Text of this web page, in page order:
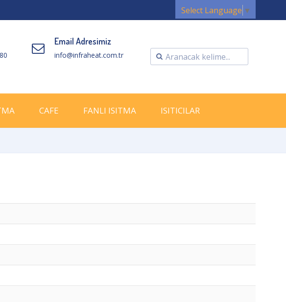
Select Language ▼
Email Adresimiz
info@infraheat.com.tr
CAFE FANLI ISITMA ISITICILAR